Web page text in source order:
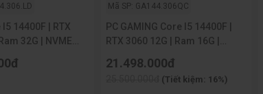
I5 14400F | RTX
32G | NVME
Mã SP: GA144.306QC
PC GAMING Core I5 14400F |
RTX 3060 12G | Ram 16G |
21.498.000đ
(Tiết kiệm: 16%)